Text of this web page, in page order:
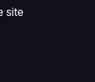
site